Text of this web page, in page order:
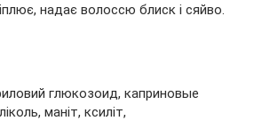
надає волоссю блиск і сяйво.
глюкозоид, каприновые
маніт, ксиліт,